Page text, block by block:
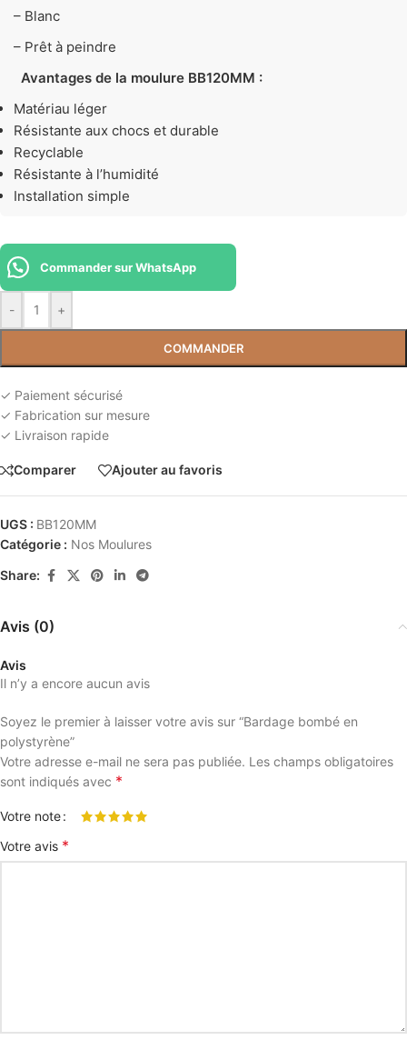
– Blanc
– Prêt à peindre
Avantages de la moulure BB120MM :
Matériau léger
Résistante aux chocs et durable
Recyclable
Résistante à l’humidité
Installation simple
- +
COMMANDER
Commander sur WhatsApp
✓ Paiement sécurisé
✓ Fabrication sur mesure
✓ Livraison rapide
Comparer Ajouter au favoris
UGS : BB120MM
Catégorie : Nos Moulures
Share:
Avis (0)
Avis
Il n’y a encore aucun avis
Soyez le premier à laisser votre avis sur “Bardage bombé en
polystyrène”
Votre adresse e-mail ne sera pas publiée. Les champs obligatoires
sont indiqués avec *
Votre note
Votre avis *